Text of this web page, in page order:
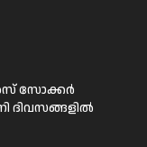
സോക്കർ
ദിവസങ്ങളിൽ